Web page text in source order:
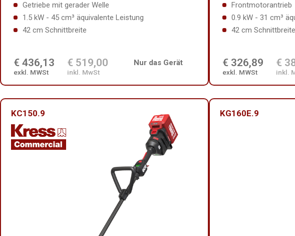
Getriebe mit gerader Welle
1.5 kW - 45 cm³ äquivalente Leistung
42 cm Schnittbreite
€ 436,13
exkl. MWSt
€ 519,00
inkl. MwSt
Nur das Gerät
Frontmotorantrieb
0.9 kW - 31 cm³
42 cm Schnittbreite
€ 326,89
exkl. MWSt
€
inkl.
KC150.9 KG160E.9